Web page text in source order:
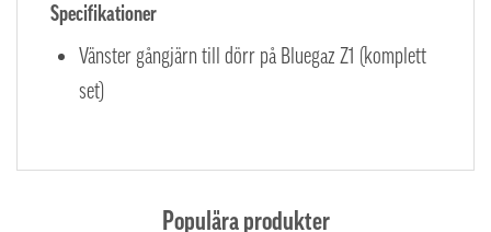
Specifikationer
Vänster gångjärn till dörr på Bluegaz Z1 (komplett
set)
Populära produkter